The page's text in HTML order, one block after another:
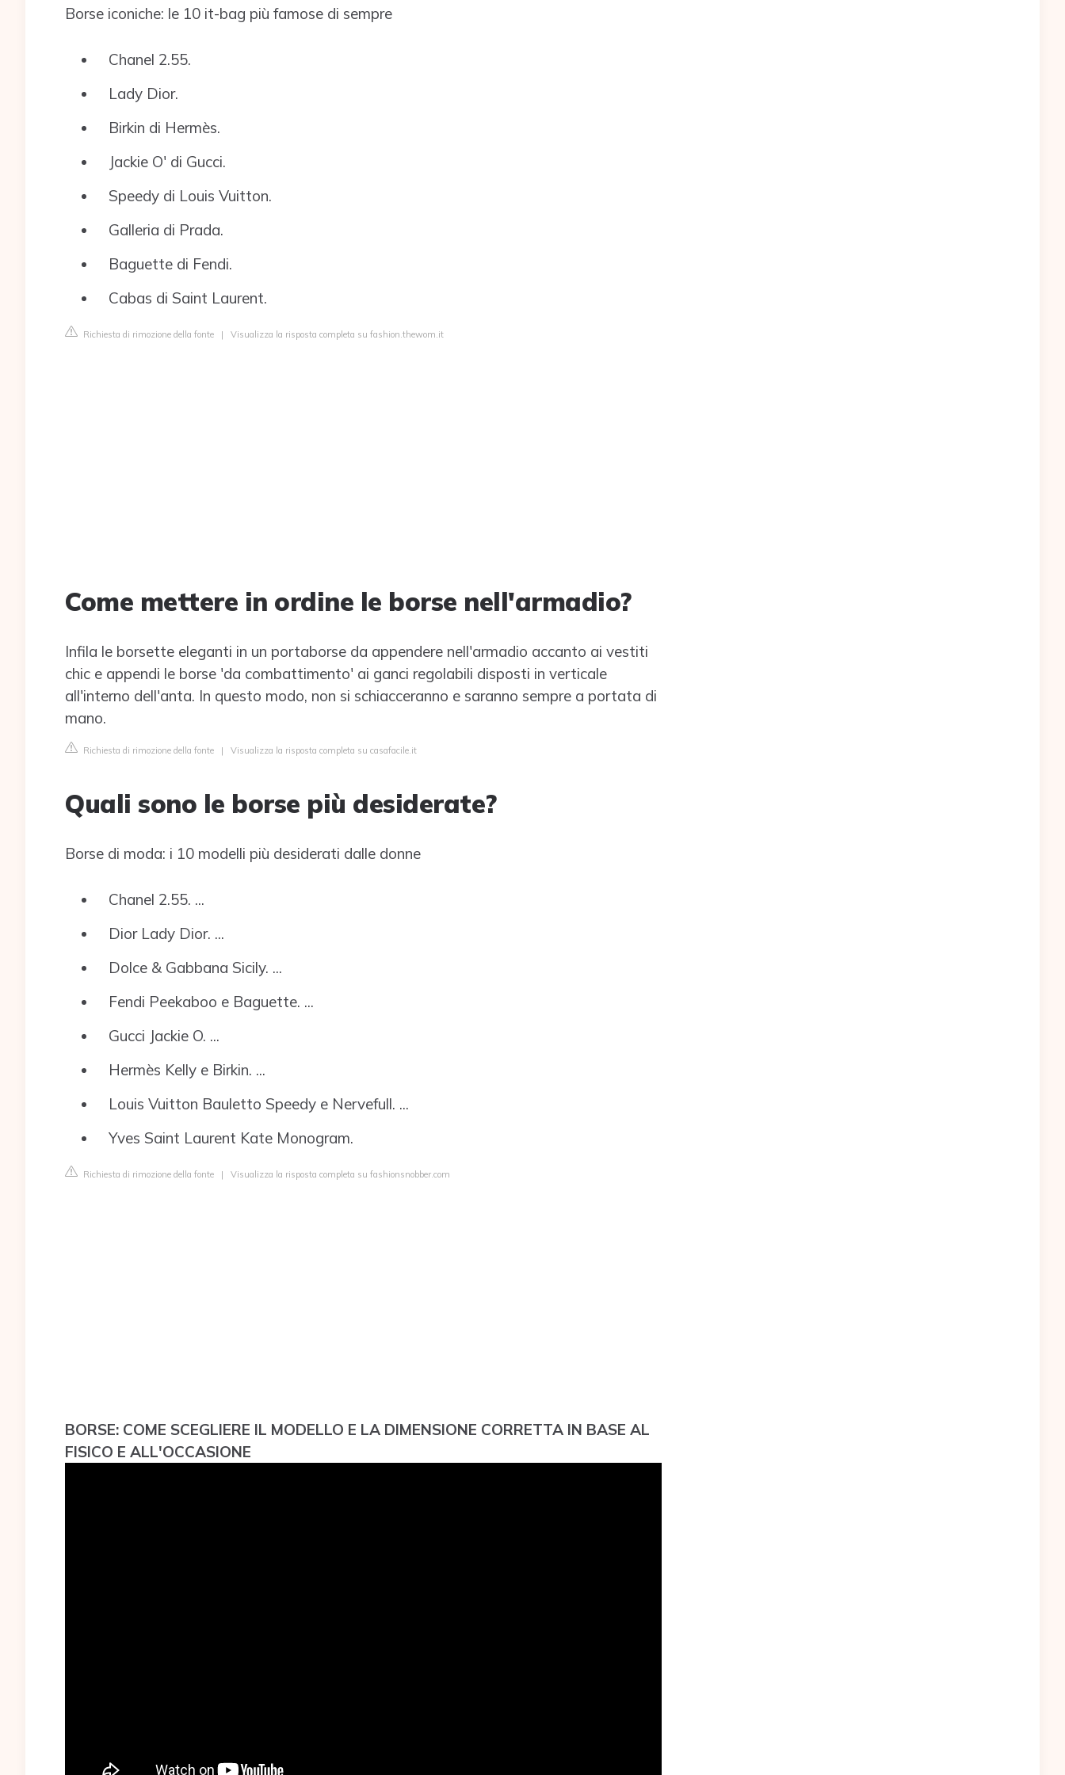
Borse iconiche: le 10 it-bag più famose di sempre
Chanel 2.55.
Lady Dior.
Birkin di Hermès.
Jackie O' di Gucci.
Speedy di Louis Vuitton.
Galleria di Prada.
Baguette di Fendi.
Cabas di Saint Laurent.
Richiesta di rimozione della fonte | Visualizza la risposta completa su fashion.thewom.it
Come mettere in ordine le borse nell'armadio?
Infila le borsette eleganti in un portaborse da appendere nell'armadio accanto ai vestiti
chic e appendi le borse 'da combattimento' ai ganci regolabili disposti in verticale
all'interno dell'anta. In questo modo, non si schiacceranno e saranno sempre a portata di
mano.
Richiesta di rimozione della fonte | Visualizza la risposta completa su casafacile.it
Quali sono le borse più desiderate?
Borse di moda: i 10 modelli più desiderati dalle donne
Chanel 2.55. ...
Dior Lady Dior. ...
Dolce & Gabbana Sicily. ...
Fendi Peekaboo e Baguette. ...
Gucci Jackie O. ...
Hermès Kelly e Birkin. ...
Louis Vuitton Bauletto Speedy e Nervefull. ...
Yves Saint Laurent Kate Monogram.
Richiesta di rimozione della fonte | Visualizza la risposta completa su fashionsnobber.com
BORSE: COME SCEGLIERE IL MODELLO E LA DIMENSIONE CORRETTA IN BASE AL
FISICO E ALL'OCCASIONE